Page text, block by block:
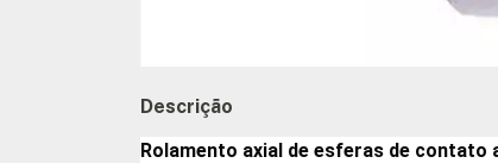
Descrição
Rolamento axial de esferas de contato